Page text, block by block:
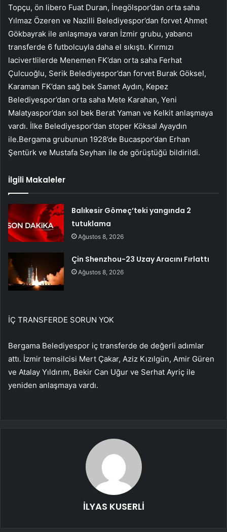
Topçu, ön libero Fuat Duran, İnegölspor’dan orta saha
Yılmaz Özeren ve Nazilli Belediyespor’dan forvet Ahmet
Gökbayrak ile anlaşmaya varan İzmir grubu, yabancı
transferde 6 futbolcuyla daha el sıkıştı. Kırmızı
lacivertlilerde Menemen FK’dan orta saha Ferhat
Çulcuoğlu, Serik Belediyespor’dan forvet Burak Göksel,
Karaman FK’dan sağ bek Samet Aydın, Kepez
Belediyespor’dan orta saha Mete Karahan, Yeni
Malatyaspor’dan sol bek Berat Yaman ve Kelkit anlaşmaya
vardı. İlke Belediyespor’dan stoper Köksal Ayaydın
ile.Bergama grubunun 1928’de Bucaspor’dan Erhan
Şentürk ve Mustafa Seyhan ile de görüştüğü bildirildi.
İlgili Makaleler
Balıkesir Gömeç’teki yangında 2
tutuklama
Ağustos 8, 2026
Çin Shenzhou-23 Uzay Aracını Fırlattı
Ağustos 8, 2026
İÇ TRANSFERDE SORUN YOK
Bergama Belediyespor iç transferde de değerli adımlar
attı. İzmir temsilcisi Mert Çakar, Aziz Kızılgün, Amir Güren
ve Atalay Yıldırım, Bekir Can Uğur ve Serhat Ayriç ile
yeniden anlaşmaya vardı.
İLYAS KUSERLİ